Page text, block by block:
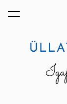
был добавлен в